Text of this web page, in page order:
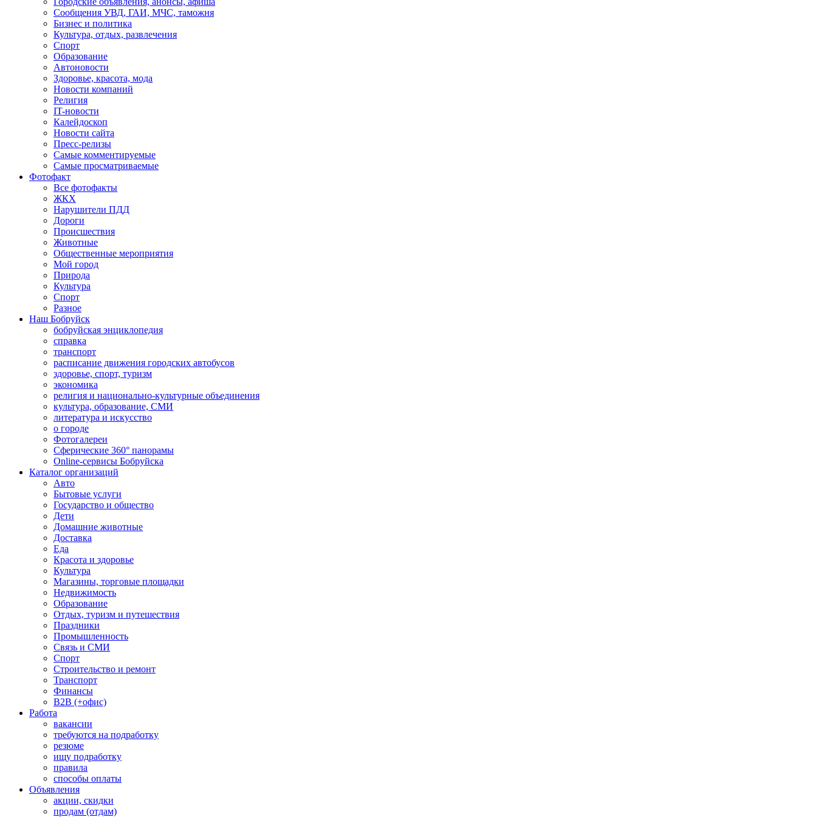
Сообщения УВД, ГАИ, МЧС, таможня
Бизнес и политика
Культура, отдых, развлечения
Спорт
Образование
Автоновости
Здоровье, красота, мода
Новости компаний
Религия
IT-новости
Калейдоскоп
Новости сайта
Пресс-релизы
Самые комментируемые
Самые просматриваемые
Фотофакт
Все фотофакты
ЖКХ
Нарушители ПДД
Дороги
Происшествия
Животные
Общественные мероприятия
Мой город
Природа
Культура
Спорт
Разное
Наш Бобруйск
бобруйская энциклопедия
справка
транспорт
расписание движения городских автобусов
здоровье, спорт, туризм
экономика
религия и национально-культурные объединения
культура, образование, СМИ
литература и искусство
о городе
Фотогалереи
Сферические 360° панорамы
Online-сервисы Бобруйска
Каталог организаций
Авто
Бытовые услуги
Государство и общество
Дети
Домашние животные
Доставка
Еда
Красота и здоровье
Культура
Магазины, торговые площадки
Недвижимость
Образование
Отдых, туризм и путешествия
Праздники
Промышленность
Связь и СМИ
Спорт
Строительство и ремонт
Транспорт
Финансы
B2B (+офис)
Работа
вакансии
требуются на подработку
резюме
ищу подработку
правила
способы оплаты
Объявления
акции, скидки
продам (отдам)